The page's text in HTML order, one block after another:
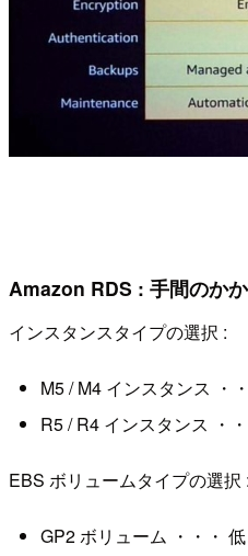
Amazon RDS : 手間のか
インスタンスタイプの選択 :
M5 / M4 インスタンス ・
R5 / R4 インスタンス ・
EBS ボリュームタイプの選択 :
GP2 ボリューム ・・・